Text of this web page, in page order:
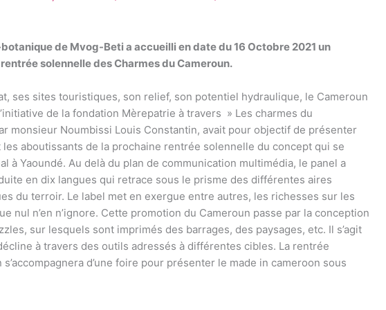
de Mvog-Beti a accueilli en date du 16 Octobre 2021 un
solennelle des Charmes du Cameroun.
ses sites touristiques, son relief, son potentiel hydraulique, le Cameroun
de la fondation Mèrepatrie à travers » Les charmes du
monsieur Noumbissi Louis Constantin, avait pour objectif de présenter
aboutissants de la prochaine rentrée solennelle du concept qui se
à Yaoundé. Au delà du plan de communication multimédia, le panel a
en dix langues qui retrace sous le prisme des différentes aires
du terroir. Le label met en exergue entre autres, les richesses sur les
nul n’en n’ignore. Cette promotion du Cameroun passe par la conception
sur lesquels sont imprimés des barrages, des paysages, etc. Il s’agit
à travers des outils adressés à différentes cibles. La rentrée
d’une foire pour présenter le made in cameroon sous